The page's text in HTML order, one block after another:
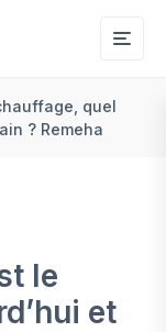
quel
? Remeha
le
et